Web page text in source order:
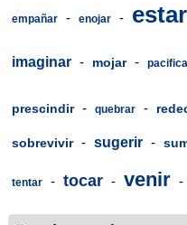
empañar - enojar - estar
imaginar - mojar -
prescindir - quebrar -
sobrevivir - sugerir -
tentar - tocar - venir -